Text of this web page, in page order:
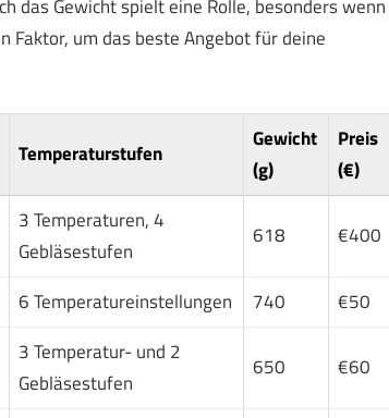
das Gewicht spielt eine Rolle, besonders wenn
Faktor, um das beste Angebot für deine
Temperaturstufen
Gewicht
(g)
Preis
(€)
3 Temperaturen, 4
Gebläsestufen
618 €400
6 Temperatureinstellungen 740 €50
3 Temperatur- und 2
Gebläsestufen
650 €60